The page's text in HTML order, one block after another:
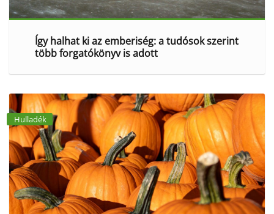
Így halhat ki az emberiség: a tudósok szerint
több forgatókönyv is adott
Hulladék